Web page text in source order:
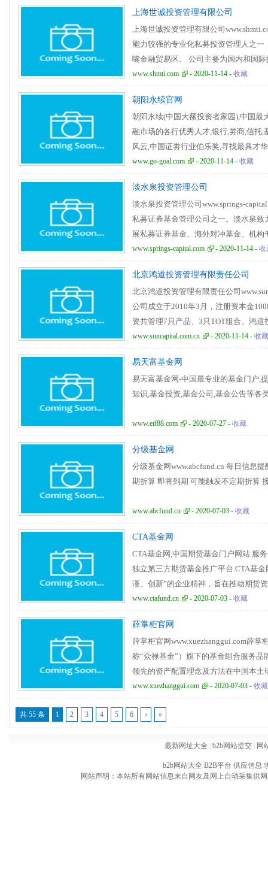
的总行在内的多家银行和知名企业。
上海世诚投资管理有限公司
上海世诚投资管理有限公司
能力较强的专业化私募投资管理人之
嘴金融贸易区。 公司主要为国内和国
理，包括阳光私募产品及专户理财服
优良、稳定的投资回报。
www.shmti.com - 2020-11-14 - 收藏
朝阳永续官网
朝阳永续(中国大额投资者家园),中国最
融市场的各行优秀人才,银行,劵商,信托
风云,中国证劵行业伯乐奖,寻找最具才
私募基金、私募股权基金、固定收益
www.go-goal.com - 2020-11-14 - 收藏
淡水泉投资管理公司
淡水泉投资管理公司www.springs-
私募证券基金管理公司之一。淡水泉
展私募证券基金、海外对冲基金、机
客户、以及养老金、主权财富基金、
协作的企业文化、与客户共赢的利益
的价值。
www.springs-capital.com - 2020-11-14 - 收
北京鸿道投资管理有限责任公司
北京鸿道投资管理有限责任公司
公司成立于2010年3月，注册资本金
资共管理7只产品、3只TOT组合。鸿
强大的人才优势、广泛的市场资源、
自国内大型基金管理公司、证券公司
经多次牛市、熊市的考验，投资业绩持
www.suncapital.com.cn - 2020-11-14 - 收藏
易天富基金网
易天富基金网-中国最专业的基金门户,
知识,基金投资,基金公司,基金公告等各
www.etf88.com - 2020-07-27 - 收藏
分级基金网
分级基金网www.abcfund.cn 每日信息
期折算 即将到期 可能触发不定期折算
www.abcfund.cn - 2020-07-03 - 收藏
CTA基金网
CTA基金网,中国期货基金门户网站.服
独立第三方期货基金推广平台.CTA基
谨、创新”的企业精神，旨在推动期货
业界交流与合作，为业内各方提供相
www.ctafund.cn - 2020-07-03 - 收藏
薛掌柜官网
薛掌柜官网www.xuezhanggui.com薛
称“众禄基金”）旗下的基金组合服务
领先的资产配置理念及方法在中国本
值，历经4次迭代，现已推出“第五代
www.xuezhanggui.com - 2020-07-03 - 收藏
共 55 条 1 2 3 4 5 6 › »
最新网址大全 b2b网站提交 网
b2b网站大全 B2B平台 供应信息
网站声明：本站所有网站信息来自网友及网上自动采集供